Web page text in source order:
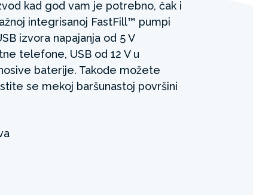
kad god vam je potrebno, čak i
integrisanoj FastFill™ pumpi
izvora napajanja od 5 V
telefone, USB od 12 V u
baterije. Takođe možete
se mekoj baršunastoj površini